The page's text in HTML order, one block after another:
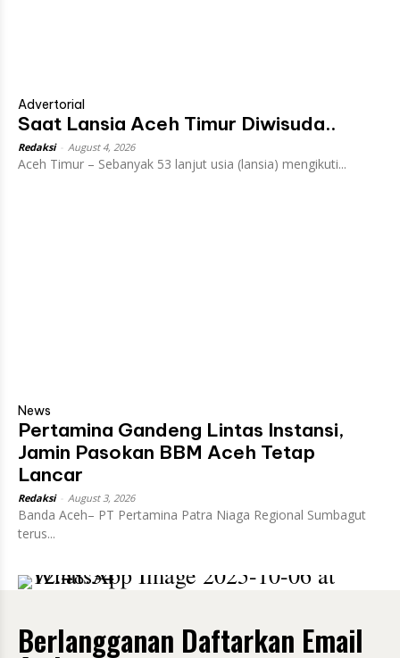
Advertorial
Saat Lansia Aceh Timur Diwisuda..
Redaksi August 4, 2026
Aceh Timur – Sebanyak 53 lanjut usia (lansia) mengikuti...
News
Pertamina Gandeng Lintas Instansi,
Jamin Pasokan BBM Aceh Tetap
Lancar
Redaksi August 3, 2026
Banda Aceh– PT Pertamina Patra Niaga Regional Sumbagut
terus...
Berlangganan Daftarkan Email